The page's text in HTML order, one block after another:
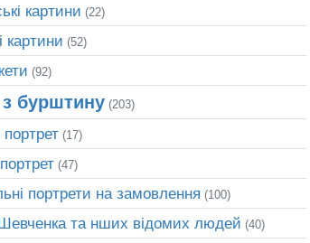
картини (22)
картини (52)
(92)
бурштину(203)
(17)
(47)
портрети на замовлення (100)
та нших відомих людей (40)